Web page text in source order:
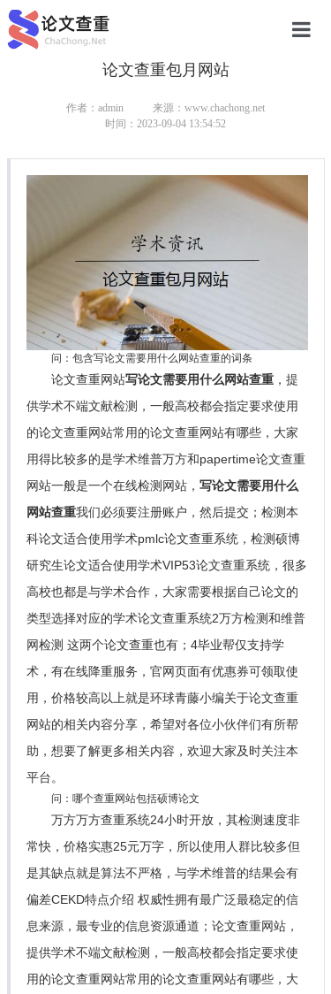
研究生论
论文查重包月网站
作者：admin
来源：www.chachong.net
时间：2023-09-04 13:54:52
问：包含写论文需要用什么网站查重的词条
论文查重网站写论文需要用什么网站查重，提
供学术不端文献检测，一般高校都会指定要求使用
的论文查重网站常用的论文查重网站有哪些，大家
用得比较多的是学术维普万方和papertime论文查重
网站一般是一个在线检测网站， 写论文需要用什么
网站查重我们必须要注册账户，然后提交；检测本
科论文适合使用学术pmlc论文查重系统，检测硕博
研究生论文适合使用学术VIP53论文查重系统，很多
高校也都是与学术合作，大家需要根据自己论文的
类型选择对应的学术论文查重系统2万方检测和维普
网检测 这两个论文查重也有；4毕业帮仅支持学
术，有在线降重服务，官网页面有优惠券可领取使
用，价格较高以上就是环球青藤小编关于论文查重
网站的相关内容分享，希望对各位小伙伴们有所帮
助，想要了解更多相关内容，欢迎大家及时关注本
平台。
问：哪个查重网站包括硕博论文
万方万方查重系统24小时开放，其检测速度非
常快，价格实惠25元万字，所以使用人群比较多但
是其缺点就是算法不严格，与学术维普的结果会有
偏差CEKD特点介绍 权威性拥有最广泛最稳定的信
息来源，最专业的信息资源通道；论文查重网站，
提供学术不端文献检测，一般高校都会指定要求使
用的论文查重网站常用的论文查重网站有哪些，大